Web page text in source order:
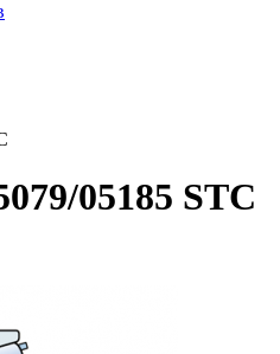
05185 STC